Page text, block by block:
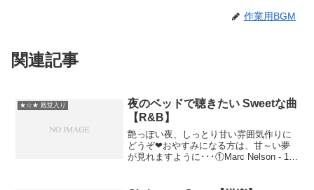
作業用BGM
関連記事
★☆★ 殿堂入り
夜のベッドで聴きたい Sweetな曲
【R&B】
艶っぽい夜、しっとり甘い雰囲気作りに
どうぞ❤おやすみになる方は、甘～い夢
が見れますように･･･①Marc Nelson - 15